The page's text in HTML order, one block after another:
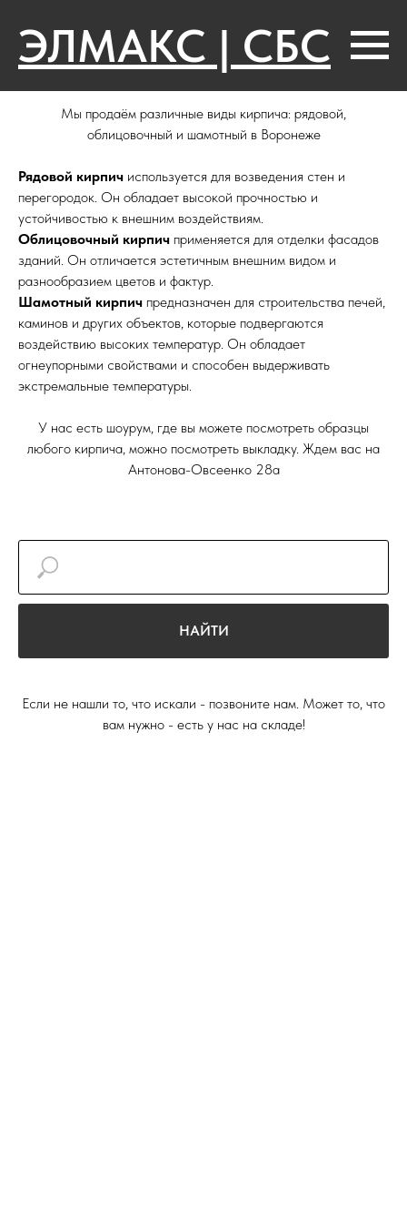
ЭЛМАКС | СБС
Мы продаём различные виды кирпича: рядовой,
облицовочный и шамотный в Воронеже
Рядовой кирпич используется для возведения стен и
перегородок. Он обладает высокой прочностью и
устойчивостью к внешним воздействиям.
Облицовочный кирпич применяется для отделки фасадов
зданий. Он отличается эстетичным внешним видом и
разнообразием цветов и фактур.
Шамотный кирпич предназначен для строительства печей,
каминов и других объектов, которые подвергаются
воздействию высоких температур. Он обладает
огнеупорными свойствами и способен выдерживать
экстремальные температуры.
У нас есть шоурум, где вы можете посмотреть образцы
любого кирпича, можно посмотреть выкладку. Ждем вас на
Антонова-Овсеенко 28а
НАЙТИ
Если не нашли то, что искали - позвоните нам. Может то, что
вам нужно - есть у нас на складе!